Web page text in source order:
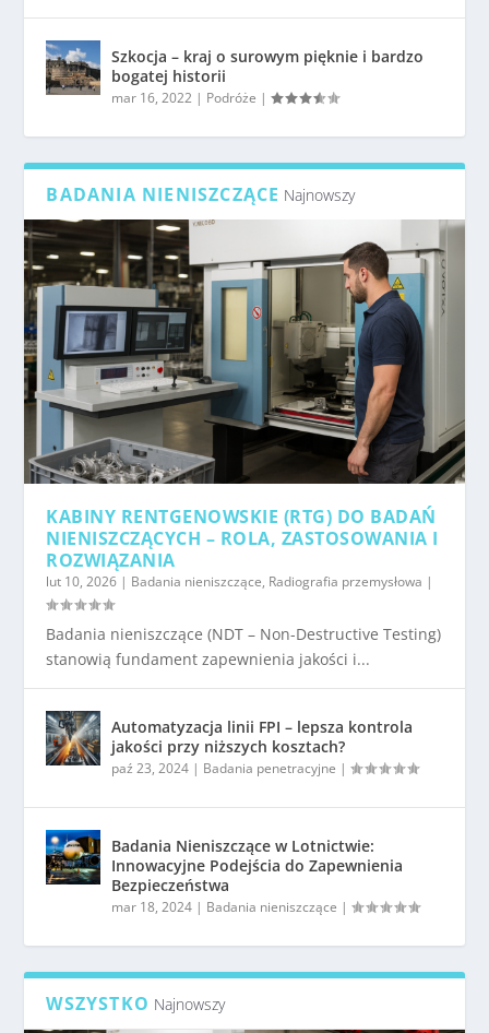
Szkocja – kraj o surowym pięknie i bardzo
bogatej historii
mar 16, 2022 | Podróże |
BADANIA NIENISZCZĄCE Najnowszy
KABINY RENTGENOWSKIE (RTG) DO BADAŃ
NIENISZCZĄCYCH – ROLA, ZASTOSOWANIA I
ROZWIĄZANIA
lut 10, 2026 | Badania nieniszczące, Radiografia przemysłowa |
Badania nieniszczące (NDT – Non-Destructive Testing)
stanowią fundament zapewnienia jakości i...
Automatyzacja linii FPI – lepsza kontrola
jakości przy niższych kosztach?
paź 23, 2024 | Badania penetracyjne |
Badania Nieniszczące w Lotnictwie:
Innowacyjne Podejścia do Zapewnienia
Bezpieczeństwa
mar 18, 2024 | Badania nieniszczące |
WSZYSTKO Najnowszy